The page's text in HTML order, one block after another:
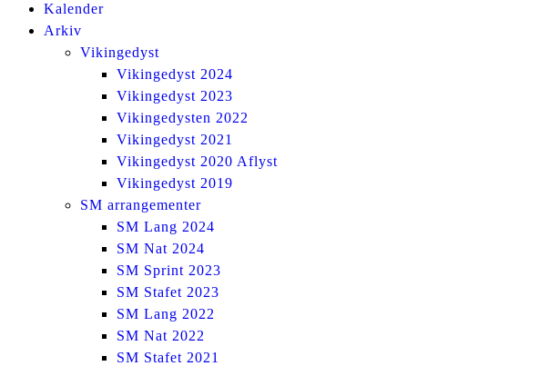
Kalender
Arkiv
Vikingedyst
Vikingedyst 2024
Vikingedyst 2023
Vikingedysten 2022
Vikingedyst 2021
Vikingedyst 2020 Aflyst
Vikingedyst 2019
SM arrangementer
SM Lang 2024
SM Nat 2024
SM Sprint 2023
SM Stafet 2023
SM Lang 2022
SM Nat 2022
SM Stafet 2021